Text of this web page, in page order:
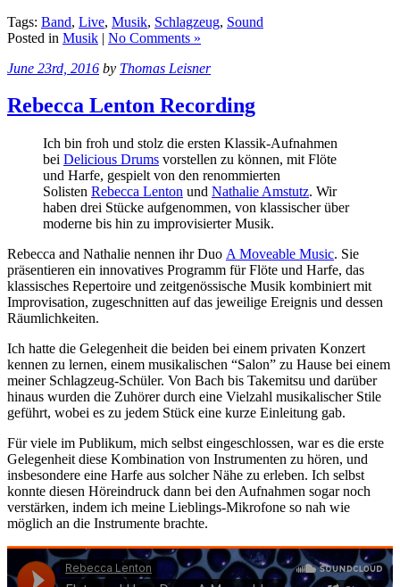
Tags: Band, Live, Musik, Schlagzeug, Sound
Posted in Musik | No Comments »
June 23rd, 2016 by Thomas Leisner
Rebecca Lenton Recording
Ich bin froh und stolz die ersten Klassik-Aufnahmen
bei Delicious Drums vorstellen zu können, mit Flöte
und Harfe, gespielt von den renommierten
Solisten Rebecca Lenton und Nathalie Amstutz. Wir
haben drei Stücke aufgenommen, von klassischer über
moderne bis hin zu improvisierter Musik.
Rebecca and Nathalie nennen ihr Duo A Moveable Music. Sie
präsentieren ein innovatives Programm für Flöte und Harfe, das
klassisches Repertoire und zeitgenössische Musik kombiniert mit
Improvisation, zugeschnitten auf das jeweilige Ereignis und dessen
Räumlichkeiten.
Ich hatte die Gelegenheit die beiden bei einem privaten Konzert
kennen zu lernen, einem musikalischen “Salon” zu Hause bei einem
meiner Schlagzeug-Schüler. Von Bach bis Takemitsu und darüber
hinaus wurden die Zuhörer durch eine Vielzahl musikalischer Stile
geführt, wobei es zu jedem Stück eine kurze Einleitung gab.
Für viele im Publikum, mich selbst eingeschlossen, war es die erste
Gelegenheit diese Kombination von Instrumenten zu hören, und
insbesondere eine Harfe aus solcher Nähe zu erleben. Ich selbst
konnte diesen Höreindruck dann bei den Aufnahmen sogar noch
verstärken, indem ich meine Lieblings-Mikrofone so nah wie
möglich an die Instrumente brachte.